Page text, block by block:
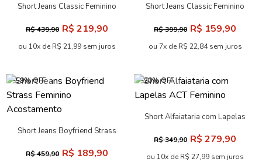
Short Jeans Classic Feminino
R$ 439,90 R$ 219,90
ou 10x de R$ 21,99 sem juros
Short Jeans Classic Feminino
R$ 399,90 R$ 159,90
ou 7x de R$ 22,84 sem juros
-59% OFF
Short Jeans Boyfriend Strass
R$ 459,90 R$ 189,90
-20% OFF
Short Alfaiataria com Lapelas
R$ 349,90 R$ 279,90
ou 10x de R$ 27,99 sem juros